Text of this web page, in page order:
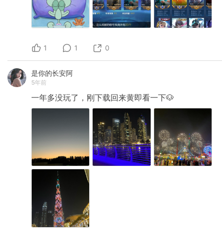
1 1 0
是你的长安阿
5年前
一年多没玩了，刚下载回来黄即看一下🐶